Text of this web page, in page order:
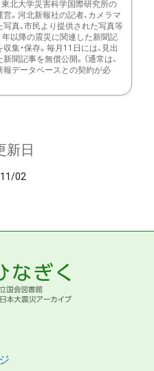
東北大学災害科学国際研究所の
。河北新報社の記者、カメラマ
写真、市民より提供された写真等
年以降の震災に関連した新聞記
集・保存。毎月11日には、見出
聞記事を無償公開。（通常は、
報データベースとの契約が必
新日
02